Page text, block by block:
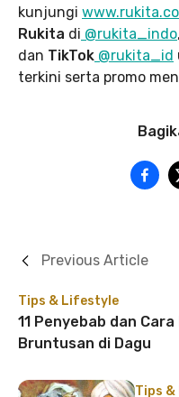
kunjungi www.rukita.co
Rukita di @rukita_indo,
dan TikTok @rukita_id
terkini serta promo
Tips & Lifestyle
11 Penyebab dan
Bruntusan di Dagu
Previous Article
Tips